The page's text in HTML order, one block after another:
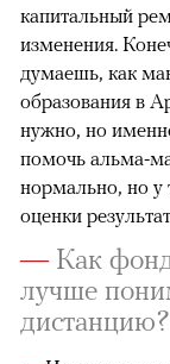
капитальный
изменения.
думаешь, как
образования в
нужно, но
помочь альма-
нормально, но у
оценки
—Как
лучше
дистанцию?